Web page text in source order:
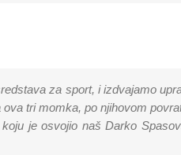
za sport, i izdvajamo
tri momka, po njihovom
je osvojio naš Darko